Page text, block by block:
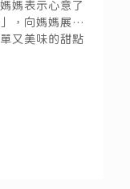
媽表示心意了
，向媽媽展現
又美味的甜點
領！